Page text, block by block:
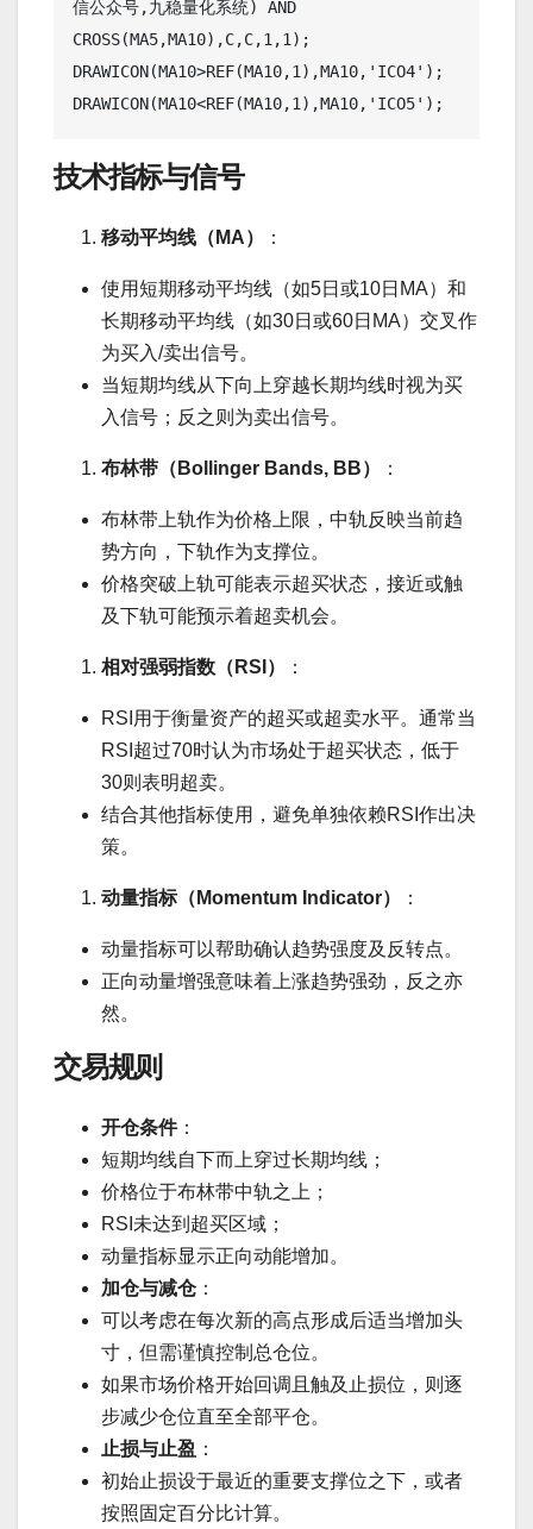
信公众号,九稳量化系统) AND
CROSS(MA5,MA10),C,C,1,1);
DRAWICON(MA10>REF(MA10,1),MA10,'ICO4');
技术指标与信号
移动平均线（MA） ：
使用短期移动平均线（如5日或10日MA）和
长期移动平均线（如30日或60日MA）交叉作
为买入/卖出信号。
当短期均线从下向上穿越长期均线时视为买
入信号；反之则为卖出信号。
布林带（Bollinger Bands, BB） ：
布林带上轨作为价格上限，中轨反映当前趋
势方向，下轨作为支撑位。
价格突破上轨可能表示超买状态，接近或触
及下轨可能预示着超卖机会。
相对强弱指数（RSI） ：
RSI用于衡量资产的超买或超卖水平。通常当
RSI超过70时认为市场处于超买状态，低于
30则表明超卖。
结合其他指标使用，避免单独依赖RSI作出决
策。
动量指标（Momentum Indicator） ：
动量指标可以帮助确认趋势强度及反转点。
正向动量增强意味着上涨趋势强劲，反之亦
然。
交易规则
开仓条件：
短期均线自下而上穿过长期均线；
价格位于布林带中轨之上；
RSI未达到超买区域；
动量指标显示正向动能增加。
加仓与减仓 ：
可以考虑在每次新的高点形成后适当增加头
寸，但需谨慎控制总仓位。
如果市场价格开始回调且触及止损位，则逐
步减少仓位直至全部平仓。
止损与止盈 ：
初始止损设于最近的重要支撑位之下，或者
按照固定百分比计算。